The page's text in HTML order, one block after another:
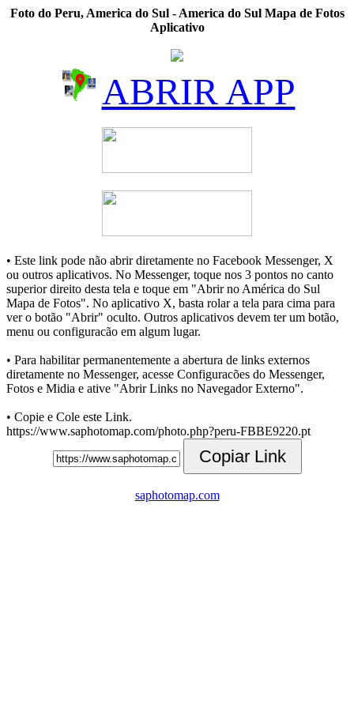
Foto do Peru, America do Sul - America do Sul Mapa de Fotos
Aplicativo
ABRIR APP
• Este link pode não abrir diretamente no Facebook Messenger, X
ou outros aplicativos. No Messenger, toque nos 3 pontos no canto
superior direito desta tela e toque em "Abrir no América do Sul
Mapa de Fotos". No aplicativo X, basta rolar a tela para cima para
ver o botão "Abrir" oculto. Outros aplicativos devem ter um botão,
menu ou configuracão em algum lugar.
• Para habilitar permanentemente a abertura de links externos
diretamente no Messenger, acesse Configuracões do Messenger,
Fotos e Midia e ative "Abrir Links no Navegador Externo".
• Copie e Cole este Link.
https://www.saphotomap.com/photo.php?peru-FBBE9220.pt
Copiar Link
saphotomap.com